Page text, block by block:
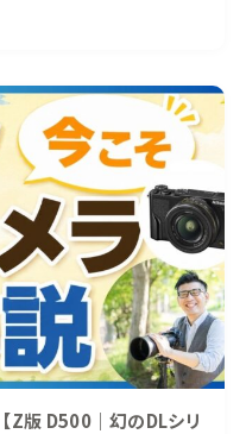
Z版 D500｜幻のDLシリ